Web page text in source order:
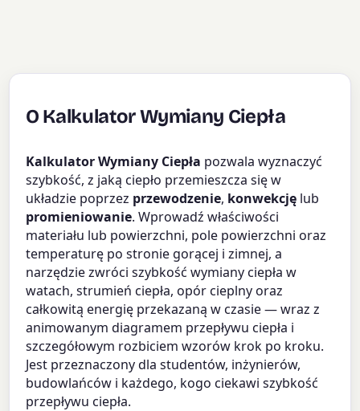
O Kalkulator Wymiany Ciepła
Kalkulator Wymiany Ciepła pozwala wyznaczyć
szybkość, z jaką ciepło przemieszcza się w
układzie poprzez przewodzenie, konwekcję lub
promieniowanie. Wprowadź właściwości
materiału lub powierzchni, pole powierzchni oraz
temperaturę po stronie gorącej i zimnej, a
narzędzie zwróci szybkość wymiany ciepła w
watach, strumień ciepła, opór cieplny oraz
całkowitą energię przekazaną w czasie — wraz z
animowanym diagramem przepływu ciepła i
szczegółowym rozbiciem wzorów krok po kroku.
Jest przeznaczony dla studentów, inżynierów,
budowlańców i każdego, kogo ciekawi szybkość
przepływu ciepła.